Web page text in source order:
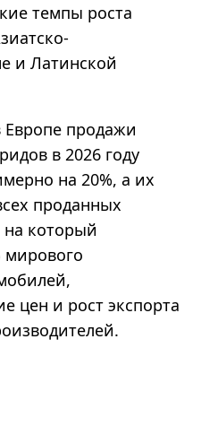
темпы роста
и Латинской
Европе продажи
в 2026 году
на 20%, а их
проданных
который
мирового
цен и рост экспорта